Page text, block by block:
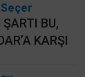
BU,
KARŞI